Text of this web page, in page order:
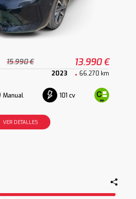
15.990 € 13.990 €
2023 66.270 km
Manual 101 cv
VER DETALLES